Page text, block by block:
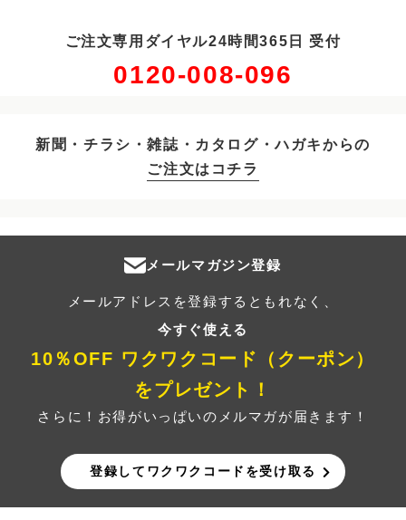
ご注文専用ダイヤル24時間365日 受付
0120-008-096
新聞・チラシ・雑誌・カタログ・ハガキからの
ご注文はコチラ
メールマガジン登録
メールアドレスを登録するともれなく、
今すぐ使える
10％OFF ワクワクコード（クーポン）
をプレゼント！
さらに！お得がいっぱいのメルマガが届きます！
登録してワクワクコードを受け取る